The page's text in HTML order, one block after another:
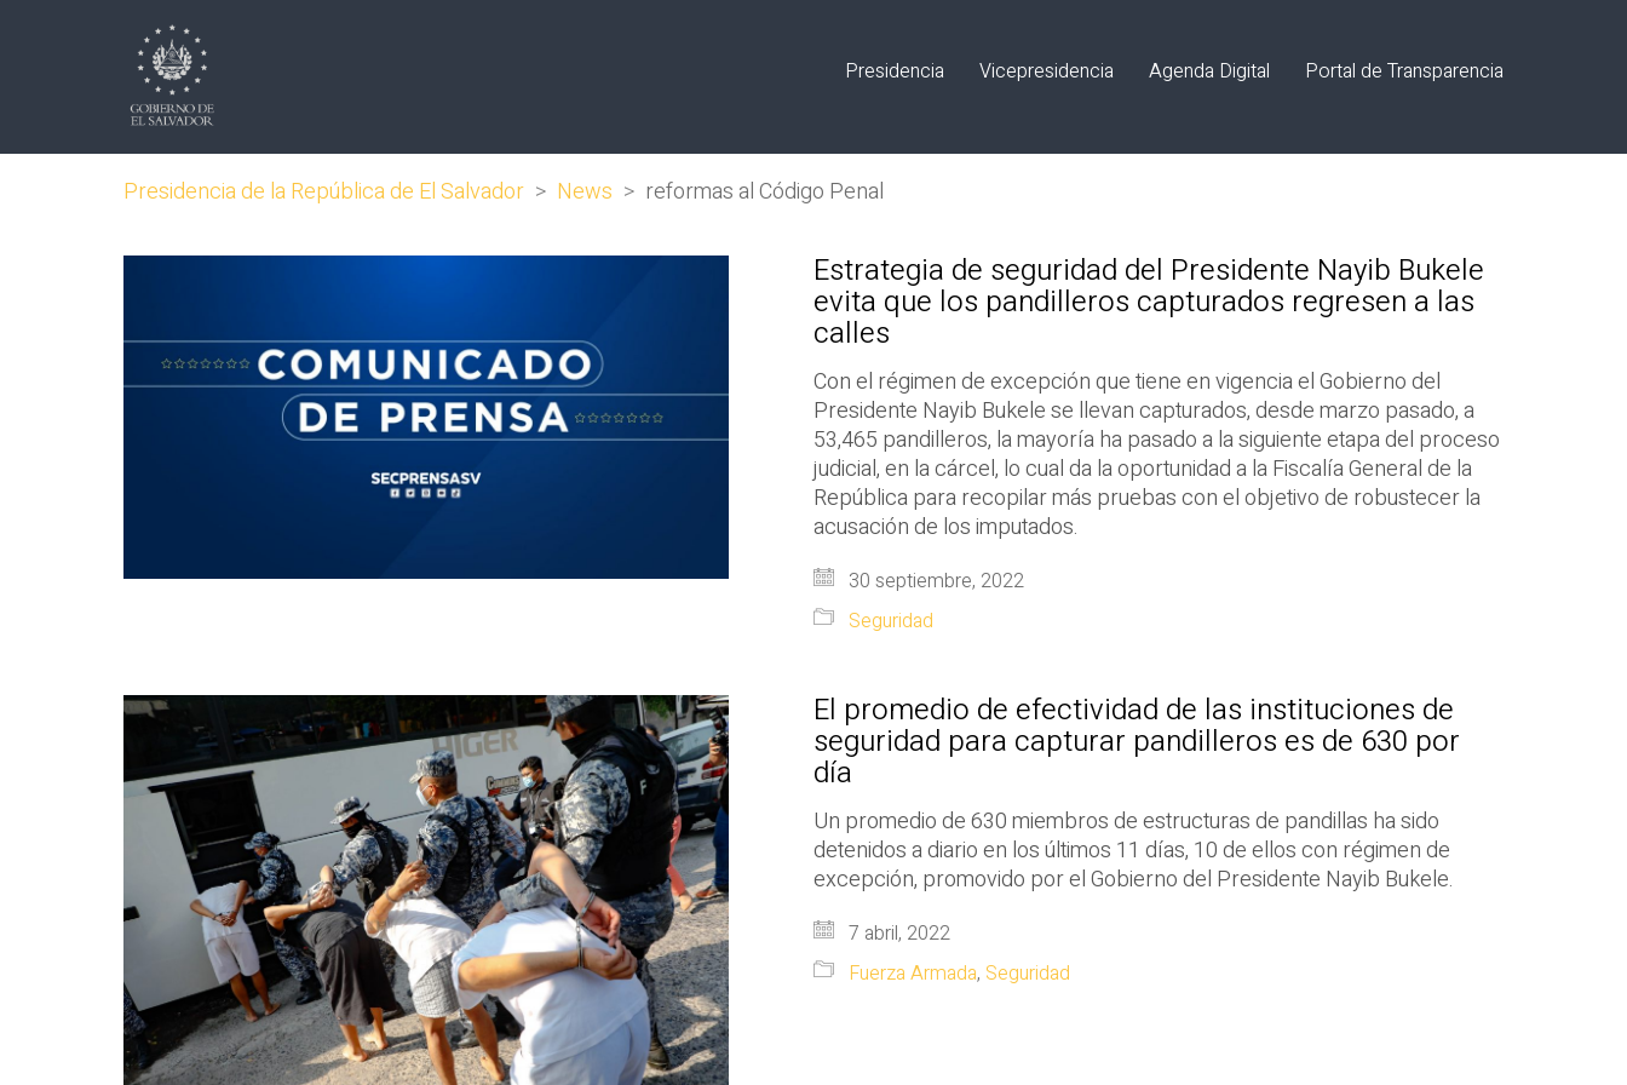
Presidencia Vicepresidencia Agenda Digital Portal de Transparencia
Presidencia de la República de El Salvador > News > reformas al Código Penal
Estrategia de seguridad del Presidente Nayib Bukele
evita que los pandilleros capturados regresen a las
calles
Con el régimen de excepción que tiene en vigencia el Gobierno del
Presidente Nayib Bukele se llevan capturados, desde marzo pasado, a
53,465 pandilleros, la mayoría ha pasado a la siguiente etapa del proceso
judicial, en la cárcel, lo cual da la oportunidad a la Fiscalía General de la
República para recopilar más pruebas con el objetivo de robustecer la
acusación de los imputados.
30 septiembre, 2022
Seguridad
El promedio de efectividad de las instituciones de
seguridad para capturar pandilleros es de 630 por
día
Un promedio de 630 miembros de estructuras de pandillas ha sido
detenidos a diario en los últimos 11 días, 10 de ellos con régimen de
excepción, promovido por el Gobierno del Presidente Nayib Bukele.
7 abril, 2022
Fuerza Armada, Seguridad